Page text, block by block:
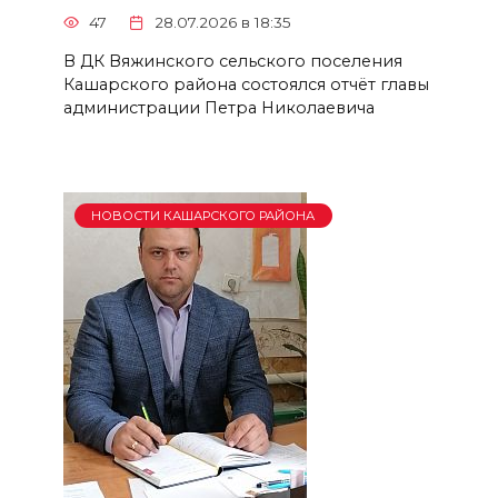
47 28.07.2026 в 18:35
В ДК Вяжинского сельского поселения
Кашарского района состоялся отчёт главы
администрации Петра Николаевича
НОВОСТИ КАШАРСКОГО РАЙОНА